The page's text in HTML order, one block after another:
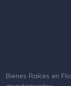
Bienes Raíces en